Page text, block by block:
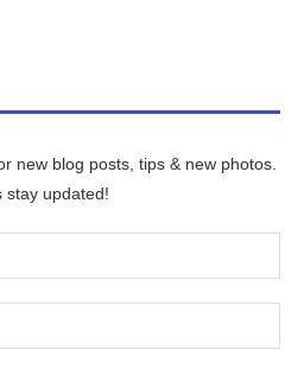
new blog posts, tips & new photos.
stay updated!